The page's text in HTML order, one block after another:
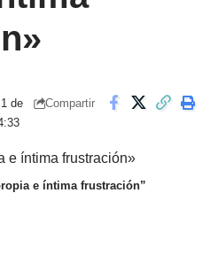
de
Compartir
e íntima frustración”